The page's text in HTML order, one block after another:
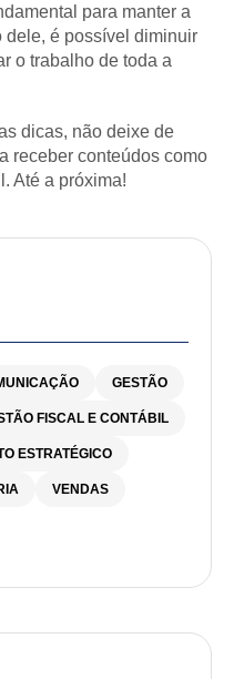
para manter a
dele, é possível diminuir
o trabalho de toda a
dicas, não deixe de
receber conteúdos como
Até a próxima!
GESTÃO
FISCAL E CONTÁBIL
ESTRATÉGICO
VENDAS